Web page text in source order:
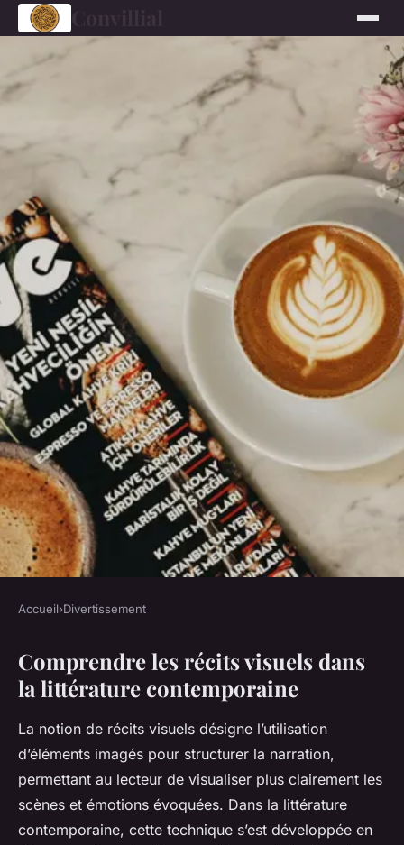
Récits Visuels : Quand la Vie
Prend Forme dans un Roman
Marius•21 juillet 2025•4 min de lecture
Accueil›Divertissement
Comprendre les récits visuels dans
la littérature contemporaine
La notion de récits visuels désigne l’utilisation
d’éléments imagés pour structurer la narration,
permettant au lecteur de visualiser plus clairement les
scènes et émotions évoquées. Dans la littérature
contemporaine, cette technique s’est développée en